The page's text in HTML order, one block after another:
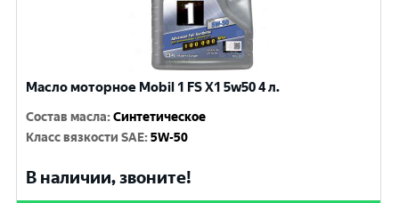
Масло моторное Mobil 1 FS X1 5w50 4 л.
Состав масла:Синтетическое
Класс вязкости SAE:5W-50
В наличии, звоните!